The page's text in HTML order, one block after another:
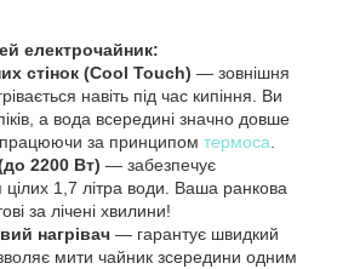
електрочайник:
стінок (Cool Touch) — зовнішня
навіть під час кипіння. Ви
а вода всередині значно довше
за принципом термоса
2200 Вт) — забезпечує
цілих 1,7 літра води. Ваша ранкова
за лічені хвилини!
нагрівач — гарантує швидкий
мити чайник зсередини одним